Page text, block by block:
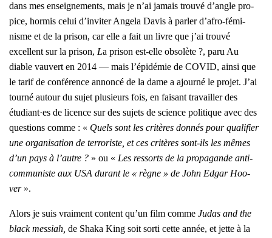
dans mes ensei­gne­ments, mais je n’ai jamais trou­vé d’angle pro­
pice, hor­mis celui d’in­vi­ter Ange­la Davis à par­ler d’a­fro-fémi­
nisme et de la pri­son, car elle a fait un livre que j’ai trou­vé
excellent sur la pri­son, La pri­son est-elle obso­lète ?, paru Au
diable vau­vert en 2014 — mais l’é­pi­dé­mie de COVID, ain­si que
le tarif de confé­rence annon­cé de la dame a ajour­né le pro­jet. J’ai
tour­né autour du sujet plu­sieurs fois, en fai­sant tra­vailler des
étudiant·es de licence sur des sujets de science poli­tique avec des
ques­tions comme : « Quels sont les cri­tères don­nés pour qua­li­fier
une orga­ni­sa­tion de ter­ro­riste, et ces cri­tères sont-ils les mêmes
d’un pays à l’autre ? » ou « Les res­sorts de la pro­pa­gande anti­
com­mu­niste aux USA durant le « règne » de John Edgar Hoo­
ver».
Alors je suis vrai­ment content qu’un film comme Judas and the
black mes­siah, de Sha­ka King soit sor­ti cette année, et jette à la